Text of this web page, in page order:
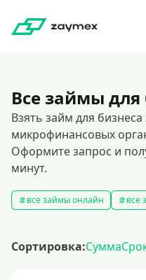
Все займы для
Взять займ для
микрофинансовых
Оформите запрос и
минут.
все займы онлайн все
Сортировка:Сумма